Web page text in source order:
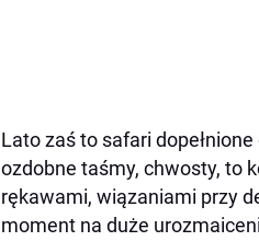
Lato zaś to safari
ozdobne taśmy, chwosty, to
rękawami, wiązaniami przy
moment na duże